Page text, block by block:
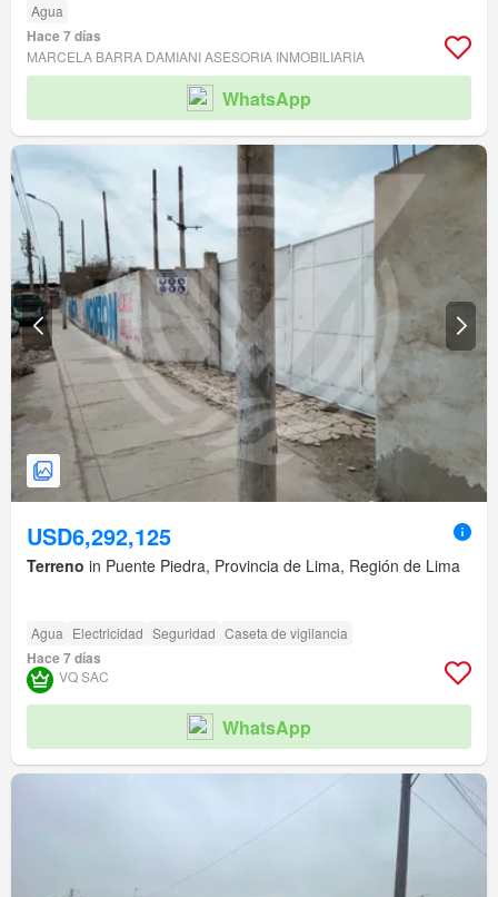
Agua
Hace 7 días
MARCELA BARRA DAMIANI ASESORIA INMOBILIARIA
WhatsApp
USD6,292,125
Terreno in Puente Piedra, Provincia de Lima, Región de Lima
Agua Electricidad Seguridad Caseta de vigilancia
Hace 7 días
VQ SAC
WhatsApp